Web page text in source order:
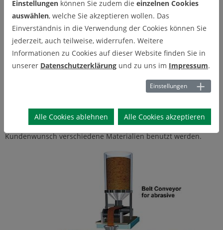
gebracht, Bild1. Als Probenkörper sind sowohl die
Schlagelemente, als auch der Amboss prüfbar. Während des
Versuches besteht die Möglichkeit, die aufgebrachte
Schlagkraft über eine Kraftmessdose zu protokollieren. Der
Massenstrom des Abrasivgutes kann mit einer Toleranz von
±5g/min genau eingestellt werden und bleibt für die
der Abtrag wird in mg oder bei bekannter Werkstoffdichte in
angegeben. Als Abrasivgüter können je nach
Kundenwunsch verschiedene Materialien benutzt werden.
Einstellungen können Sie zudem die einzelnen Cookies
auswählen, welche Sie akzeptieren wollen. Das
Einverständnis in die Verwendung der Cookies können Sie
jederzeit, auch teilweise, widerrufen. Weitere
Informationen zu Cookies auf dieser Website finden Sie in
unserer Datenschutzerklärung und zu uns im Impressum.
Einstellungen
Alle Cookies ablehnen Alle Cookies akzeptieren